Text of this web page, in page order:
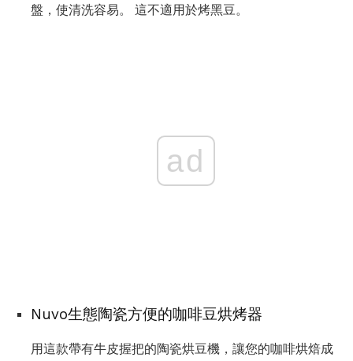
盤，使清洗容易。 這不適用於烤黑豆。
ad
Nuvo生態陶瓷方便的咖啡豆烘烤器
用這款帶有牛皮握把的陶瓷烘豆機，讓您的咖啡烘焙成